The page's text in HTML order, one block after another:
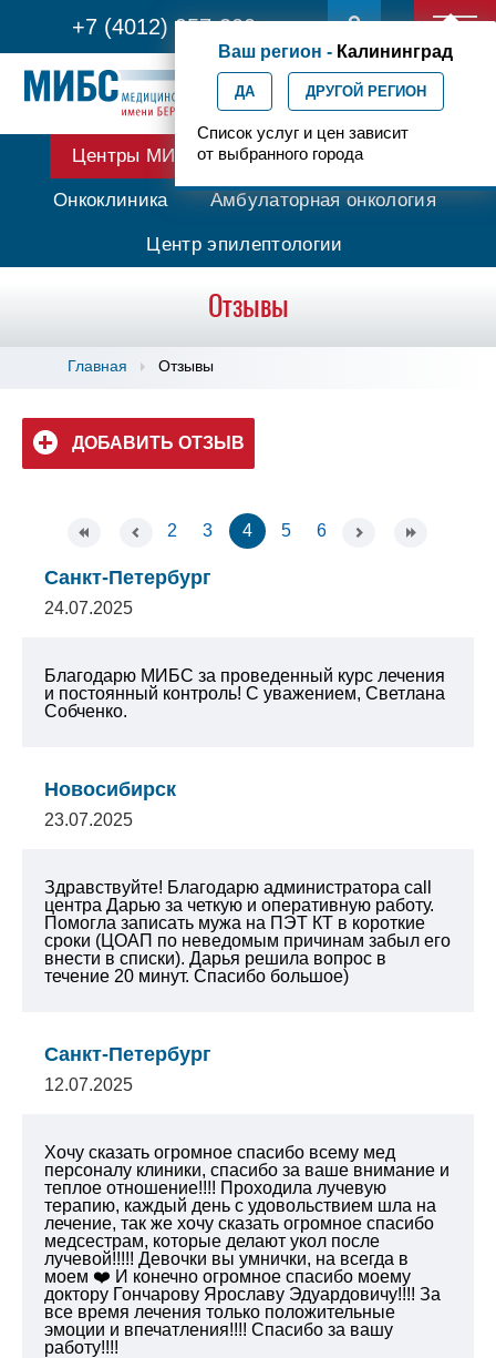
+7 (4012) 957-300
Ваш регион - Калининград
ДА ДРУГОЙ РЕГИОН
Список услуг и цен зависит
от выбранного города
Центры МИБС Протонная терапия
Онкоклиника Амбулаторная онкология
Центр эпилептологии
Отзывы
Главная Отзывы
ДОБАВИТЬ ОТЗЫВ
2 3 4 5 6
Санкт-Петербург
24.07.2025
Благодарю МИБС за проведенный курс лечения
и постоянный контроль! С уважением, Светлана
Собченко.
Новосибирск
23.07.2025
Здравствуйте! Благодарю администратора call
центра Дарью за четкую и оперативную работу.
Помогла записать мужа на ПЭТ КТ в короткие
сроки (ЦОАП по неведомым причинам забыл его
внести в списки). Дарья решила вопрос в
течение 20 минут. Спасибо большое)
Санкт-Петербург
12.07.2025
Хочу сказать огромное спасибо всему мед
персоналу клиники, спасибо за ваше внимание и
теплое отношение!!!! Проходила лучевую
терапию, каждый день с удовольствием шла на
лечение, так же хочу сказать огромное спасибо
медсестрам, которые делают укол после
лучевой!!!!! Девочки вы умнички, на всегда в
моем ❤️ И конечно огромное спасибо моему
доктору Гончарову Ярославу Эдуардовичу!!!! За
все время лечения только положительные
эмоции и впечатления!!!! Спасибо за вашу
работу!!!!